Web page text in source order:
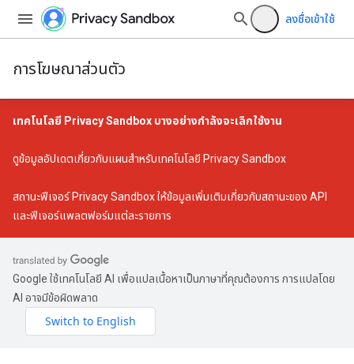
ลงชื่อเข้าใช้
การโฆษณาส่วนตัว
เทคโนโลยี Privacy Sandbox บางอย่างกำลังจะเลิกใช้งาน
ดูข้อมูลอัปเดตเกี่ยวกับแผนสำหรับเทคโนโลยี Privacy Sandbox
สถานะฟีเจอร์ Privacy Sandboxให้ข้อมูลเพิ่มเติมเกี่ยวกับสถานะของ API
และฟีเจอร์แพลตฟอร์มแต่ละรายการ
Google ใช้เทคโนโลยี AI เพื่อแปลเนื้อหาเป็นภาษาที่คุณต้องการ การแปลโดย
AI อาจมีข้อผิดพลาด